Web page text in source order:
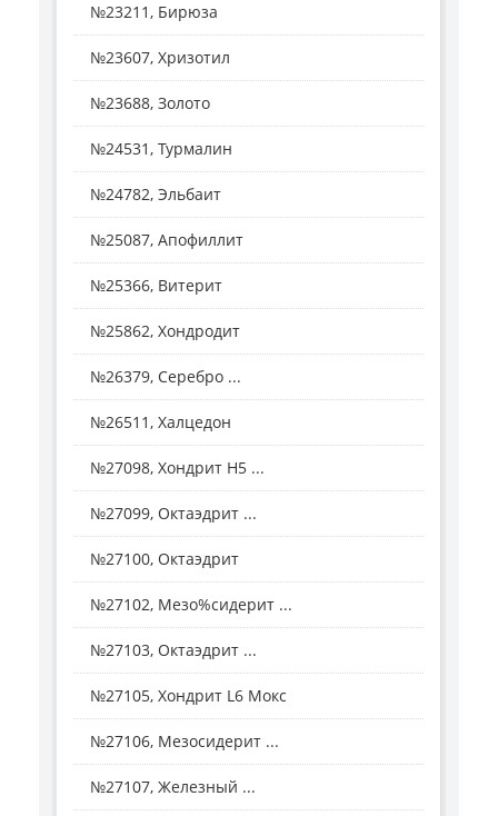
№23211, Бирюза
№23607, Хризотил
№23688, Золото
№24531, Турмалин
№24782, Эльбаит
№25087, Апофиллит
№25366, Витерит
№25862, Хондродит
№26379, Серебро ...
№26511, Халцедон
№27098, Хондрит H5 ...
№27099, Октаэдрит ...
№27100, Октаэдрит
№27102, Мезо%сидерит ...
№27103, Октаэдрит ...
№27105, Хондрит L6 Мокс
№27106, Мезосидерит ...
№27107, Железный ...